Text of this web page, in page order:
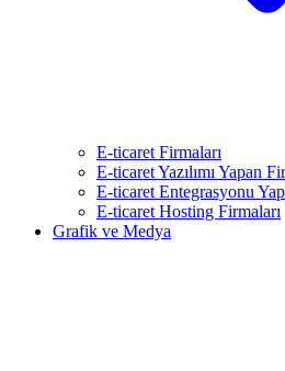
E-ticaret Firmaları
E-ticaret Yazılımı Yapan
E-ticaret Entegrasyonu
E-ticaret Hosting Firmaları
Grafik ve Medya